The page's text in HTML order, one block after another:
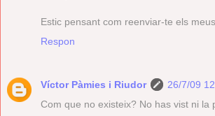
Estic pensant com reenviar-te els
Respon
Víctor Pàmies i Riudor
26/7/09
Com que no existeix? No has vist ni la